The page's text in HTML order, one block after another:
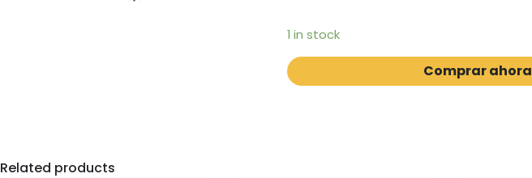
1 in stock
Comprar ahora
Related products